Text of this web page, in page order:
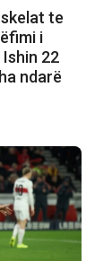
te
i
22
ndarë